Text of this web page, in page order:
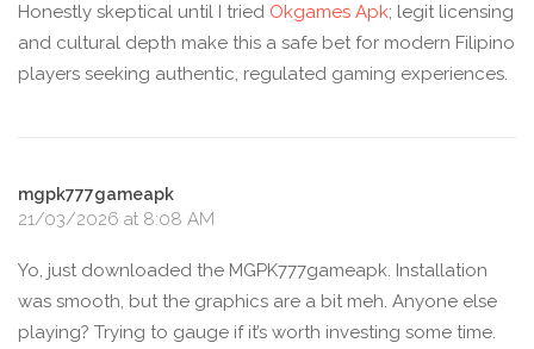
Honestly skeptical until I tried Okgames Apk; legit licensing
and cultural depth make this a safe bet for modern Filipino
players seeking authentic, regulated gaming experiences.
mgpk777gameapk
21/03/2026 at 8:08 AM
Yo, just downloaded the MGPK777gameapk. Installation
was smooth, but the graphics are a bit meh. Anyone else
playing? Trying to gauge if it’s worth investing some time.